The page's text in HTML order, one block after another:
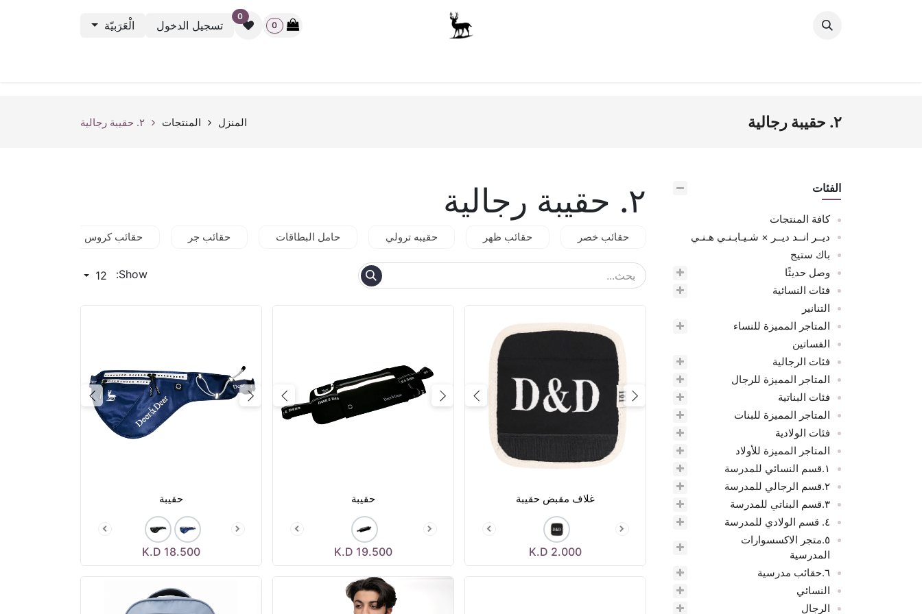
0
0
تسجيل الدخول الْعَرَبيّة
٢. حقيبة رجالية المنزل المنتجات ٢. حقيبة رجالية
الفئات
كافة المنتجات
ديــر انــد ديــر × شـيـابـنـي هـنـي
باك ستيج
وصل حديثًا
فئات النسائية
التنانير
المتاجر المميزة للنساء
الفساتين
فئات الرجالية
المتاجر المميزة للرجال
فئات البناتية
المتاجر المميزة للبنات
فئات الولادية
المتاجر المميزة للأولاد
١.قسم النسائي للمدرسة
٢.قسم الرجالي للمدرسة
٣.قسم البناتي للمدرسة
٤. قسم الولادي للمدرسة
٥.متجر الاكسسوارات
المدرسية
٦.حقائب مدرسية
النسائي
الرجال
٢. حقيبة رجالية
حقائب خصر حقائب ظهر حقيبه ترولي حامل البطاقات حقائب جر حقائب كروس
Show:
12
Previous
Next
غلاف مقبض حقيبة
2.000
Previous
Next
حقيبة
19.500
Previous
Next
حقيبة
18.500